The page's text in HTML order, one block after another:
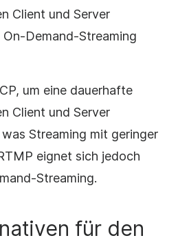
Client und Server
Demand-Streaming
um eine dauerhafte
Client und Server
Streaming mit geringer
eignet sich jedoch
Streaming.
für den